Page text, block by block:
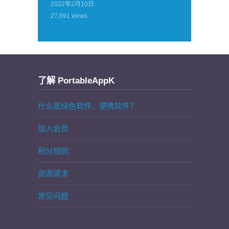
2022年2月10日
27,691 views
了解 PortableAppK
什么是绿色软件、便携软件？
加入会员
积分规则
资源请求
常见问题